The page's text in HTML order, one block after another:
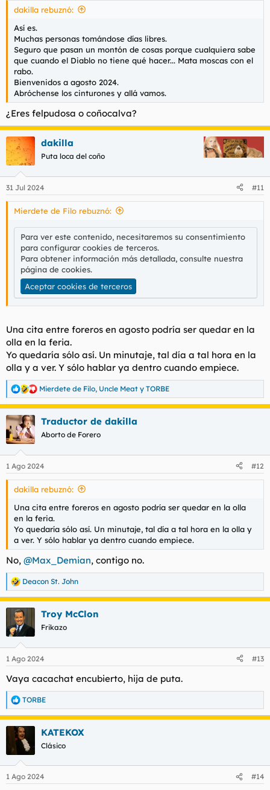
dakilla rebuznó:
Así es.
Muchas personas tomándose días libres.
Seguro que pasan un montón de cosas porque cualquiera sabe
que cuando el Diablo no tiene qué hacer... Mata moscas con el
rabo.
Bienvenidos a agosto 2024.
Abróchense los cinturones y allá vamos.
¿Eres felpudosa o coñocalva?
dakilla
Puta loca del coño
31 Jul 2024 #11
Mierdete de Filo rebuznó:
Para ver este contenido, necesitaremos su consentimiento
para configurar cookies de terceros.
Para obtener información más detallada, consulte nuestra
página de cookies.
Aceptar cookies de terceros
Una cita entre foreros en agosto podría ser quedar en la
olla en la feria.
Yo quedaría sólo así. Un minutaje, tal día a tal hora en la
olla y a ver. Y sólo hablar ya dentro cuando empiece.
R
e
a
c
c
i
e
s
Mierdete de Filo, Uncle Meat y TORBE
Traductor de dakilla
Aborto de Forero
1 Ago 2024 #12
dakilla rebuznó:
Una cita entre foreros en agosto podría ser quedar en la olla
en la feria.
Yo quedaría sólo así. Un minutaje, tal día a tal hora en la olla y
a ver. Y sólo hablar ya dentro cuando empiece.
No, @Max_Demian, contigo no.
R
e
a
c
i
e
:
Deacon St. John
Troy McClon
Frikazo
1 Ago 2024 #13
Vaya cacachat encubierto, hija de puta.
R
e
a
e
TORBE
KATEKOX
Clásico
1 Ago 2024 #14